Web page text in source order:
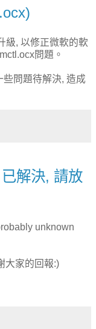
級, 以修正微軟的軟
問題。
問題待解決, 造成
解決, 請放
unknown
大家的回報:)